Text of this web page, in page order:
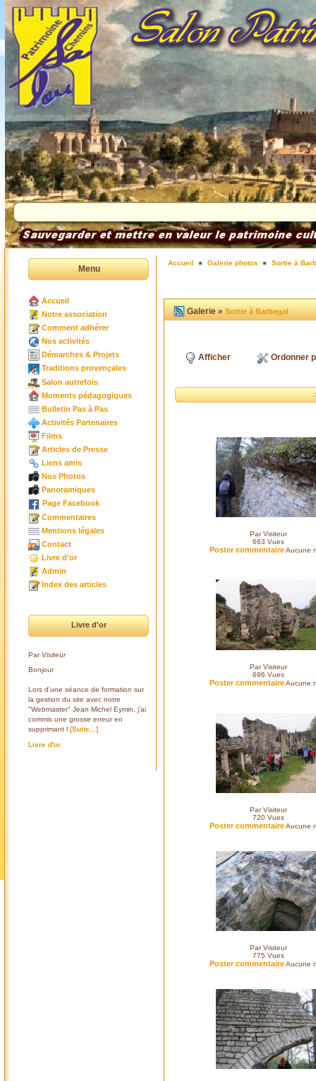
Menu
Accueil
Notre association
Comment adhérer
Nos activités
Démarches & Projets
Traditions provençales
Salon autrefois
Moments pédagogiques
Bulletin Pas à Pas
Activités Partenaires
Films
Articles de Presse
Liens amis
Nos Photos
Panoramiques
Page Facebook
Commentaires
Mentions légales
Contact
Livre d'or
Admin
Index des articles
Livre d'or
Par Visiteur
Bonjour
Lors d'une séance de formation sur
la gestion du site avec notre
"Webmaster" Jean Michel Eymin, j'ai
commis une grosse erreur en
supprimant l [Suite...]
Livre d'or
Accueil Galerie photos Sortie à
Galerie »Sortie à Barbegal
Afficher Ordonner
Par Visiteur
663 Vues
Poster commentaireAucune
Par Visiteur
696 Vues
Poster commentaireAucune
Par Visiteur
720 Vues
Poster commentaireAucune
Par Visiteur
775 Vues
Poster commentaireAucune